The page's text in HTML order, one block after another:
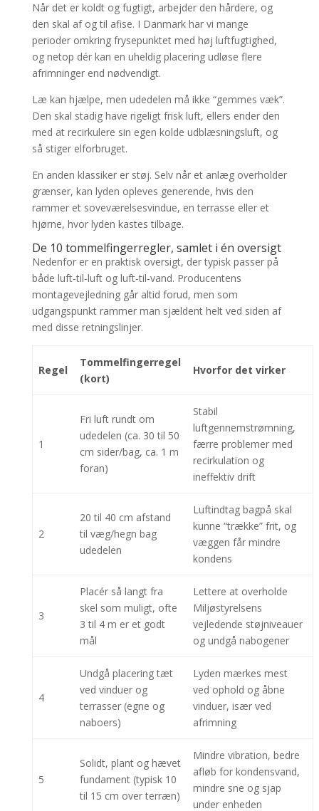
Når det er koldt og fugtigt, arbejder den hårdere, og
den skal af og til afise. I Danmark har vi mange
perioder omkring frysepunktet med høj luftfugtighed,
og netop dér kan en uheldig placering udløse flere
afrimninger end nødvendigt.
Læ kan hjælpe, men udedelen må ikke “gemmes væk”.
Den skal stadig have rigeligt frisk luft, ellers ender den
med at recirkulere sin egen kolde udblæsningsluft, og
så stiger elforbruget.
En anden klassiker er støj. Selv når et anlæg overholder
grænser, kan lyden opleves generende, hvis den
rammer et soveværelsesvindue, en terrasse eller et
hjørne, hvor lyden kastes tilbage.
De 10 tommelfingerregler, samlet i én oversigt
Nedenfor er en praktisk oversigt, der typisk passer på
både luft-til-luft og luft-til-vand. Producentens
montagevejledning går altid forud, men som
udgangspunkt rammer man sjældent helt ved siden af
med disse retningslinjer.
Regel
Tommelfingerregel
(kort)
Hvorfor det virker
1
Fri luft rundt om
udedelen (ca. 30 til 50
cm sider/bag, ca. 1 m
foran)
Stabil
luftgennemstrømning,
færre problemer med
recirkulation og
ineffektiv drift
2
20 til 40 cm afstand
til væg/hegn bag
udedelen
Luftindtag bagpå skal
kunne “trække” frit, og
væggen får mindre
kondens
3
Placér så langt fra
skel som muligt, ofte
3 til 4 m er et godt
mål
Lettere at overholde
Miljøstyrelsens
vejledende støjniveauer
og undgå nabogener
4
Undgå placering tæt
ved vinduer og
terrasser (egne og
naboers)
Lyden mærkes mest
ved ophold og åbne
vinduer, især ved
afrimning
5
Solidt, plant og hævet
fundament (typisk 10
til 15 cm over terræn)
Mindre vibration, bedre
afløb for kondensvand,
mindre sne og sjap
under enheden